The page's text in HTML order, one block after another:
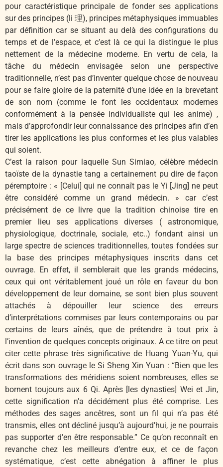
pour caractéristique principale de fonder ses applications
sur des principes (li 理), principes métaphysiques immuables
par définition car se situant au delà des configurations du
temps et de l’espace, et c’est là ce qui la distingue le plus
nettement de la médecine moderne. En vertu de cela, la
tâche du médecin envisagée selon une perspective
traditionnelle, n’est pas d’inventer quelque chose de nouveau
pour se faire gloire de la paternité d’une idée en la brevetant
de son nom (comme le font les occidentaux modernes
conformément à la pensée individualiste qui les anime) ,
mais d’approfondir leur connaissance des principes afin d’en
tirer les applications les plus conformes et les plus valables
qui soient.
C’est la raison pour laquelle Sun Simiao, célèbre médecin
taoïste de la dynastie tang a certainement pu dire de façon
péremptoire : « [Celui] qui ne connaît pas le Yi [Jing] ne peut
être considéré comme un grand médecin. » car c’est
précisément de ce livre que la tradition chinoise tire en
premier lieu ses applications diverses ( astronomique,
physiologique, doctrinale, sociale, etc..) fondant ainsi un
large spectre de sciences traditionnelles, toutes fondées sur
la base des principes métaphysiques inscrits dans cet
ouvrage. En effet, il semblerait que les grands médecins,
ceux qui ont véritablement joué un rôle en faveur du bon
développement de leur domaine, se sont bien plus souvent
attachés à dépouiller leur science des erreurs
d’interprétations commises par leurs contemporains ou par
certains de leurs aînés, que de prétendre à tout prix à
l’invention de quelques concepts originaux. A ce titre on peut
citer cette phrase très significative de Huang Yuan-Yu, qui
écrit dans son ouvrage le Si Sheng Xin Yuan : “Bien que les
transformations des méridiens soient nombreuses, elles se
bornent toujours aux 6 Qi. Après [les dynasties] Wei et Jin,
cette signification n’a décidément plus été comprise. Les
méthodes des sages ancêtres, sont un fil qui n’a pas été
transmis, elles ont décliné jusqu’à aujourd’hui, je ne pourrais
pas supporter d’en être responsable.” Ce qu’on reconnaît en
revanche chez les meilleurs d’entre eux, et ce de façon
systématique, c’est cette abnégation à affiner le plus